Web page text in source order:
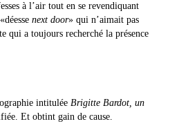
à l’air tout en se revendiquant
next door» qui n’aimait pas
qui a toujours recherché la présence
intitulée Brigitte Bardot, un
Et obtint gain de cause.